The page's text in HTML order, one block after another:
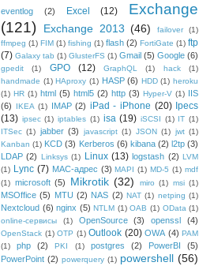
eventlog
(2) Excel (12)
Exchange
(121)
Exchange 2013 (46) failover
(1)
ffmpeg (1) FIM (1) fishing (1) flash (2) FortiGate (1) ftp
(7) Galaxy tab (1) GlusterFS (1) Gmail (5) Google (6)
gpedit (1) GPO (12) GraphQL (1) hack
(1)
handmade (1) HAproxy (1) HASP (6) HDD (1) heroku
(1) HR (1) html (5) html5 (2) http (3) Hyper-V (1) IIS
(6)
IKEA (1) IMAP (2) iPad - iPhone (20) Ipecs
(13) ipsec (1) iptables (1) isa (19) iSCSI (1) IT (1)
ITSec (1) jabber (3) javascript (1) JSON (1) jwt (1)
Kanban (1) KCD (3) Kerberos (6) kibana (2) l2tp (3)
LDAP (2) Linksys (1) Linux (13) logstash (2) LVM
(1) Lync (7) MAC-адрес (3) MAPI (1) MD-5 (1) mdf
(1) microsoft (5) Mikrotik (32) miro (1) msi (1)
MSOffice (5) MTU (2) NAS (2) NAT (1) netping (1)
Nextcloud (6) nginx (5) NTLM (1) OAB (1) OData (1)
online-сервисы
(1) OpenSource (3) openssl (4)
OpenStack (1) OTP (1) Outlook (20) OWA (4) PAM
(1)
php (2) PKI (1) postgres (2) PowerBI
(5)
PowerPoint (2) powerquery (1) powershell (56)